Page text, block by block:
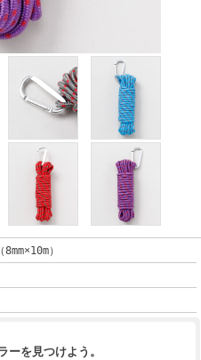
）
ーを見つけよう。